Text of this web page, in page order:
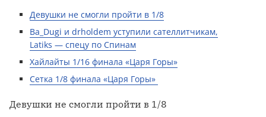
Девушки не смогли пройти в 1/8
Ba_Dugi и drholdem уступили сателлитчикам,
Latiks — спецу по Спинам
Хайлайты 1/16 финала «Царя Горы»
Сетка 1/8 финала «Царя Горы»
Девушки не смогли пройти в 1/8